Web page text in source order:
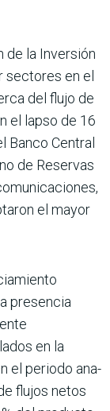
de la Inversión
sectores en el
del flujo de
el lapso de 16
Banco Central
de Reservas
el mayor
presencia
en la
el periodo ana­
flujos netos